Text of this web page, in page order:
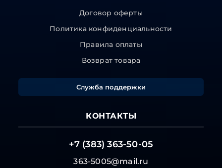
Договор оферты
Политика конфиденциальности
Правила оплаты
Возврат товара
Служба поддержки
КОНТАКТЫ
+7 (383) 363-50-05
363-5005@mail.ru